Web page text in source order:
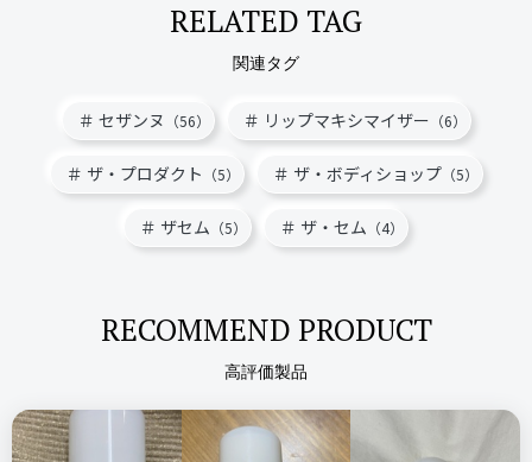
RELATED TAG
関連タグ
セザンヌ （56） リップマキシマイザー （6）
ザ・プロダクト （5） ザ・ボディショップ（5）
ザセム （5） ザ・セム （4）
RECOMMEND PRODUCT
高評価製品